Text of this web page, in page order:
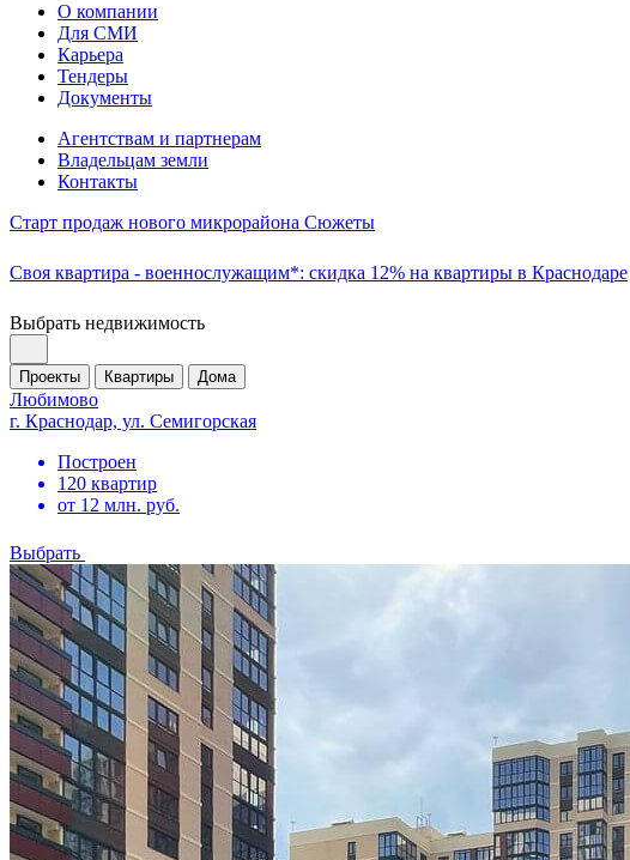
О компании
Для СМИ
Карьера
Тендеры
Документы
Агентствам и партнерам
Владельцам земли
Контакты
Старт продаж нового микрорайона Сюжеты
Своя квартира - военнослужащим*: скидка 12% на квартиры в Краснодаре
Выбрать недвижимость
Проекты Квартиры Дома
Любимово
г. Краснодар, ул. Семигорская
Построен
120 квартир
от 12 млн. руб.
Выбрать